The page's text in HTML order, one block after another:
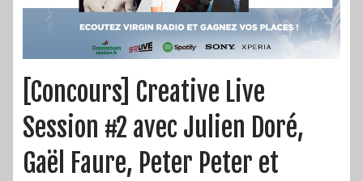
[Concours] Creative Live
Session #2 avec Julien Doré,
Gaël Faure, Peter Peter et